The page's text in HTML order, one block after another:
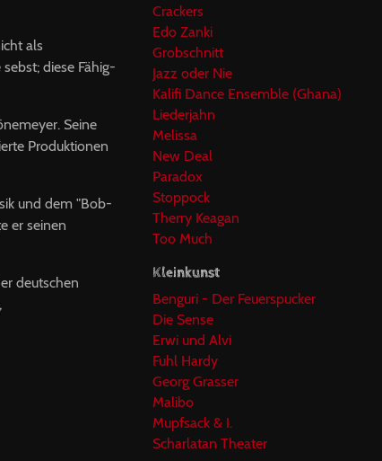
als
diese Fähig­
Seine
Produktionen
und dem "Bob-
er seinen
deutschen
Crackers
Edo Zanki
Grobschnitt
Jazz oder Nie
Kalifi Dance Ensemble (Ghana)
Liederjahn
Melissa
New Deal
Paradox
Stoppock
Therry Keagan
Too Much
Kleinkunst
Benguri - Der Feuerspucker
Die Sense
Erwi und Alvi
Fuhl Hardy
Georg Grasser
Malibo
Mupfsack & I.
Scharlatan Theater